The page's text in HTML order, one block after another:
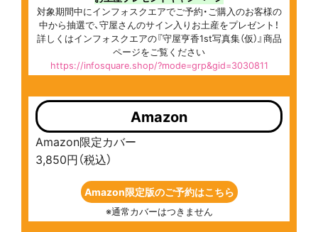
対象期間中にインフォスクエアでご予約・ご購入のお客様の
中から抽選で、守屋さんのサイン入りお土産をプレゼント！
詳しくはインフォスクエアの『守屋亨香1st写真集（仮）』商品
ページをご覧ください
https://infosquare.shop/?mode=grp&gid=3030811
Amazon
Amazon限定カバー
3,850円（税込）
Amazon限定版のご予約はこちら
※通常カバーはつきません